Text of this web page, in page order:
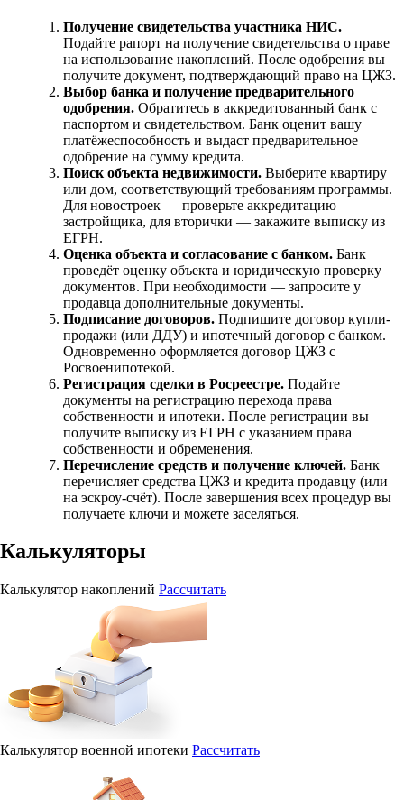
Получение свидетельства участника НИС.
Подайте рапорт на получение свидетельства о праве
на использование накоплений. После одобрения вы
получите документ, подтверждающий право на ЦЖЗ.
Выбор банка и получение предварительного
одобрения. Обратитесь в аккредитованный банк с
паспортом и свидетельством. Банк оценит вашу
платёжеспособность и выдаст предварительное
одобрение на сумму кредита.
Поиск объекта недвижимости. Выберите квартиру
или дом, соответствующий требованиям программы.
Для новостроек — проверьте аккредитацию
застройщика, для вторички — закажите выписку из
ЕГРН.
Оценка объекта и согласование с банком. Банк
проведёт оценку объекта и юридическую проверку
документов. При необходимости — запросите у
продавца дополнительные документы.
Подписание договоров. Подпишите договор купли-
продажи (или ДДУ) и ипотечный договор с банком.
Одновременно оформляется договор ЦЖЗ с
Росвоенипотекой.
Регистрация сделки в Росреестре. Подайте
документы на регистрацию перехода права
собственности и ипотеки. После регистрации вы
получите выписку из ЕГРН с указанием права
собственности и обременения.
Перечисление средств и получение ключей. Банк
перечисляет средства ЦЖЗ и кредита продавцу (или
на эскроу-счёт). После завершения всех процедур вы
получаете ключи и можете заселяться.
Калькуляторы
Калькулятор накоплений Рассчитать
Калькулятор военной ипотеки Рассчитать